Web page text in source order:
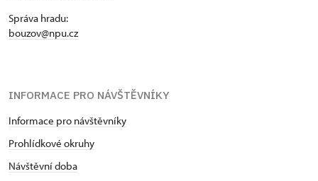
Správa hradu:
bouzov@npu.cz
INFORMACE PRO NÁVŠTĚVNÍKY
Informace pro návštěvníky
Prohlídkové okruhy
Návštěvní doba